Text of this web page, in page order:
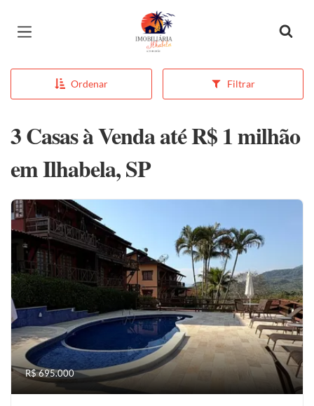
Página inicial
Ordenar Filtrar
3 Casas à Venda até R$ 1 milhão
em Ilhabela, SP
R$ 695.000